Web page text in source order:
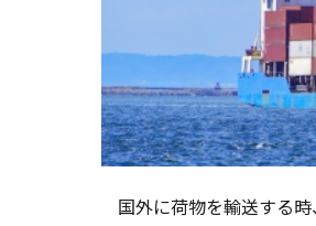
国外に荷物を輸送する